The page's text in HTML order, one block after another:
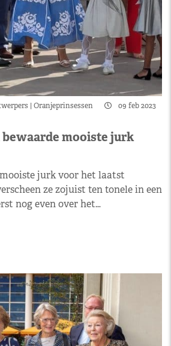
Oranjeprinsessen
09 feb 2023
mooiste jurk
jurk voor het laatst
ze zojuist ten tonele in een
nog even over het…